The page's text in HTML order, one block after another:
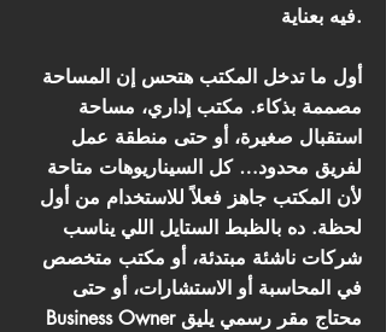
فيه بعناية.
أول ما تدخل المكتب هتحس إن المساحة
مصممة بذكاء. مكتب إداري، مساحة
استقبال صغيرة، أو حتى منطقة عمل
لفريق محدود… كل السيناريوهات متاحة
لأن المكتب جاهز فعلاً للاستخدام من أول
لحظة. ده بالظبط الستايل اللي يناسب
شركات ناشئة مبتدئة، أو مكتب متخصص
في المحاسبة أو الاستشارات، أو حتى
Business Owner محتاج مقر رسمي يليق